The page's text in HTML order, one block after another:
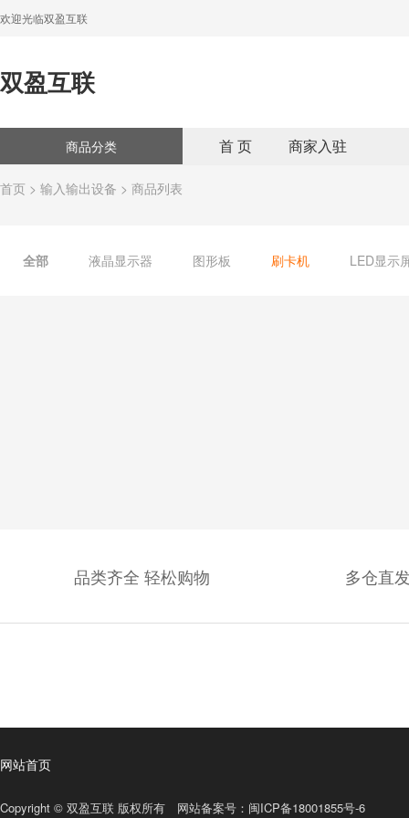
欢迎光临双盈互联
双盈互联
商品分类 首 页 商家入驻
首页 > 输入输出设备 > 商品列表
全部 液晶显示器 图形板 刷卡机 LED显示
品类齐全 轻松购物 多仓直
网站首页
Copyright © 双盈互联 版权所有 网站备案号： 闽ICP备18001855号-6